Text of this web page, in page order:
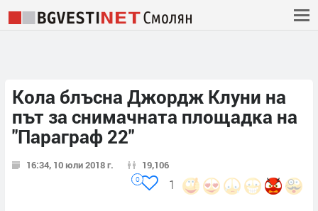
Кола блъсна Джордж Клуни на
път за снимачната площадка на
"Параграф 22"
16:34, 10 юли 2018 г. 19,106
1
0